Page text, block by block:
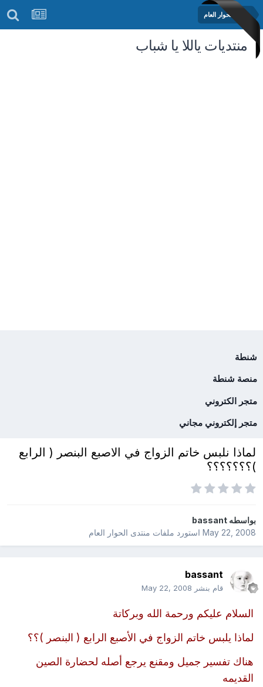
منتدى الحوار العام
منتديات ياللا يا شباب
شنطة
منصة شنطة
متجر الكتروني
متجر إلكتروني مجاني
لماذا نلبس خاتم الزواج في الاصبع البنصر ( الرابع
)؟؟؟؟؟؟؟
بواسطهbassant
May 22, 2008استورد ملفات منتدى الحوار العام
bassant
قام بنشر May 22, 2008
السلام عليكم ورحمة الله وبركاتة
لماذا يلبس خاتم الزواج في الأصبع الرابع ( البنصر )؟؟
هناك تفسير جميل ومقنع يرجع أصله لحضارة الصين
القديمه